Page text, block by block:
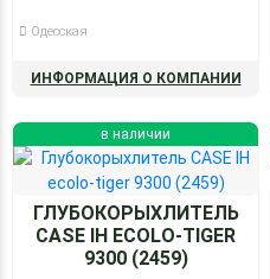
Одесская
ИНФОРМАЦИЯ О КОМПАНИИ
в наличии
ГЛУБОКОРЫХЛИТЕЛЬ
CASE IH ECOLO-TIGER
9300 (2459)